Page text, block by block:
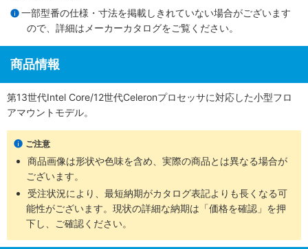
一部型番の仕様・寸法を掲載しきれていない場合がございます
ので、詳細は メーカーカタログをご覧ください。
商品情報
第13世代Intel Core/12世代Celeronプロセッサに対応した小型フロ
アマウントモデル。
ご注意
商品画像は形状や色味を含め、実際の商品とは異なる場合が
ございます。
受注状況により、最短納期がカタログ表記よりも長くなる可
能性がございます。現状の詳細な納期は「価格を確認」を押
下し、ご確認ください。